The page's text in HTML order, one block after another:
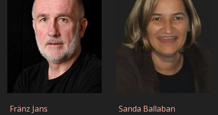
Fränz Jans Sanda Ballaban